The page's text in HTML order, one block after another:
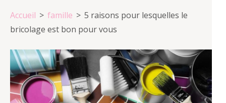
Accueil > famille > 5 raisons pour lesquelles le
bricolage est bon pour vous